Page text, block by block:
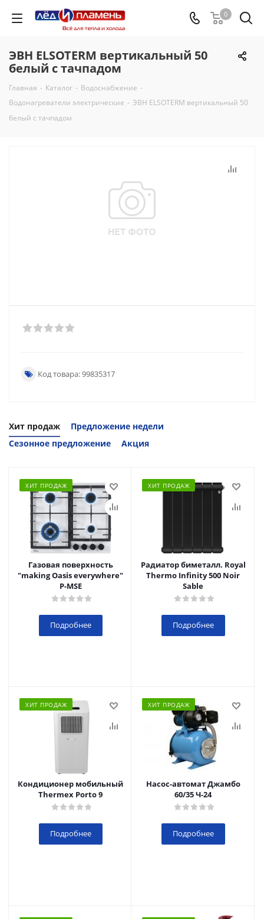
0
ЭВН ELSOTERM вертикальный 50
белый с тачпадом
Главная - Каталог - Водоснабжение -
Водонагреватели электрические - ЭВН ELSOTERM вертикальный 50
белый с тачпадом
Код товара: 99835317
Хит продаж
Предложение недели
Сезонное предложение
Акция
ХИТ ПРОДАЖ
Газовая поверхность
"making Oasis everywhere"
P-MSE
Подробнее
ХИТ ПРОДАЖ
Радиатор биметалл. Royal
Thermo Infinity 500 Noir
Sable
Подробнее
ХИТ ПРОДАЖ
Кондиционер мобильный
Thermex Porto 9
Подробнее
ХИТ ПРОДАЖ
Насос-автомат Джамбо
60/35 Ч-24
Подробнее